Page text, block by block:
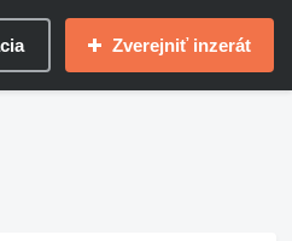
Zverejniť inzerát